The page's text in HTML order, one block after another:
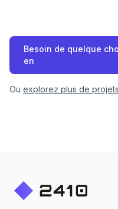
Besoin de quelque
en
Ou explorez plus de projets